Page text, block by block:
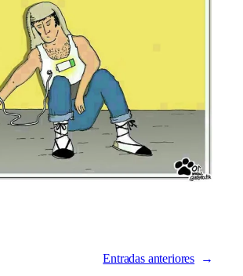
Entradas anteriores →